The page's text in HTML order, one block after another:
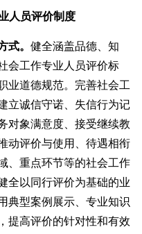
人员评价制度
式。 健全涵盖品德、知
会工作专业人员评价标
业道德规范。完善社会工
立诚信守诺、失信行为记
对象满意度、接受继续教
动评价与使用、待遇相衔
、重点环节等的社会工作
全以同行评价为基础的业
典型案例展示、专业知识
提高评价的针对性和有效